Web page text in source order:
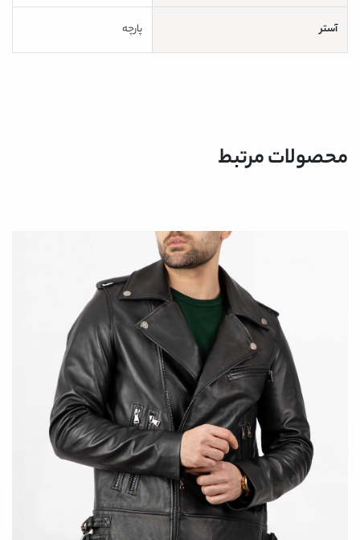
آستر پارچه
محصولات مرتبط